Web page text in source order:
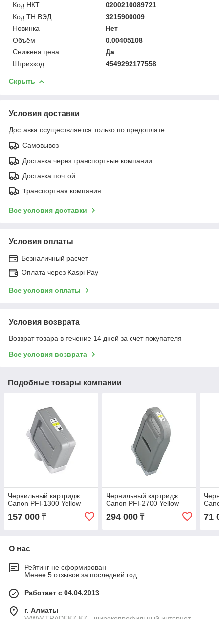
Код НКТ
0200210089721
Код ТН ВЭД
3215900009
Новинка
Нет
Объём
0.00405108
Снижена цена
Да
Штрихкод
4549292177558
Скрыть
Условия доставки
Доставка осуществляется только по предоплате.
Самовывоз
Доставка через транспортные компании
Доставка почтой
Транспортная компания
Все условия доставки
Условия оплаты
Безналичный расчет
Оплата через Kaspi Pay
Все условия оплаты
Условия возврата
Возврат товара в течение 14 дней за счет покупателя
Все условия возврата
Подобные товары компании
Чернильный картридж
Canon PFI-1300 Yellow
157 000 ₸
Чернильный картридж
Canon PFI-2700 Yellow
294 000₸ 71
О нас
Рейтинг не сформирован
Менее 5 отзывов за последний год
Работает с 04.04.2013
г. Алматы